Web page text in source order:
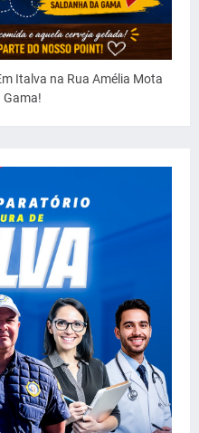
Italva na Rua Amélia Mota
Gama!